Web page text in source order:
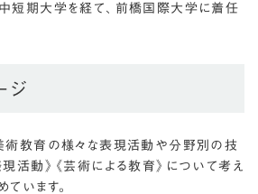
短期大学を経て、前橋国際大学に着任
ジ
術教育の様々な表現活動や分野別の技
活動》《芸術による教育》について考え
います。